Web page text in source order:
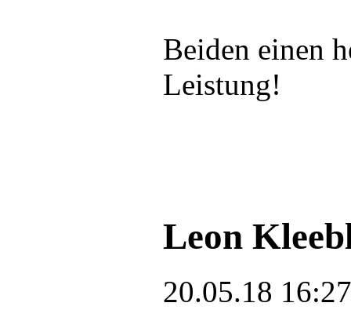
Beiden einen
Leistung!
Leon
20.05.18 16:27